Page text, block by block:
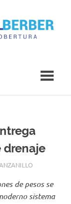
drenaje
de pesos se
sistema